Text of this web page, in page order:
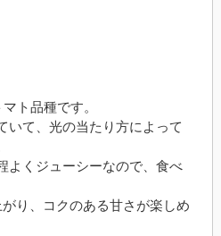
ト品種です。
いて、光の当たり方によって
よくジューシーなので、食べ
り、コクのある甘さが楽しめ